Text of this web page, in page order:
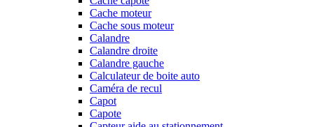
Cache moteur
Cache sous moteur
Calandre
Calandre droite
Calandre gauche
Calculateur de boite auto
Caméra de recul
Capot
Capote